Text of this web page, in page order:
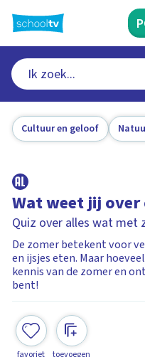
naar
hoofdinhoud
Cultuur en geloof
Wat weet jij over
Quiz over alles wat met
De zomer betekent voor
en ijsjes eten. Maar
kennis van de zomer en
bent!
favoriet toevoegen